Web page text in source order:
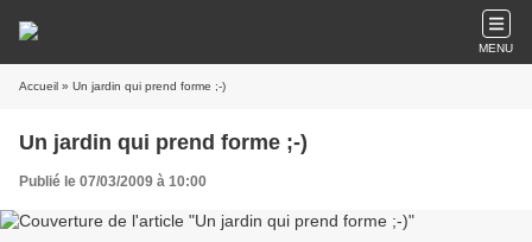
MENU
Accueil » Un jardin qui prend forme ;-)
Un jardin qui prend forme ;-)
Publié le 07/03/2009 à 10:00